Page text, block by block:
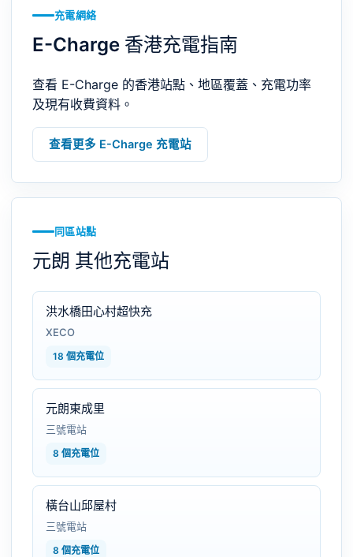
充電網絡
E-Charge 香港充電指南
查看 E-Charge 的香港站點、地區覆蓋、充電功率
及現有收費資料。
查看更多 E-Charge 充電站
同區站點
元朗 其他充電站
洪水橋田心村超快充
XECO
18 個充電位
元朗東成里
三號電站
8 個充電位
橫台山邱屋村
三號電站
8 個充電位